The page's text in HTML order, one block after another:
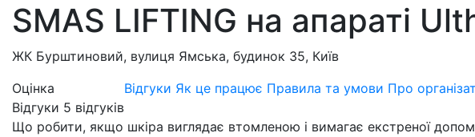
SMAS LIFTING на апараті
ЖК Бурштиновий, вулиця Ямська, будинок 35, Київ
Оцінка
Відгуки 5 відгуків
Відгуки Як це працює Правила та умови Про
Що робити, якщо шкіра виглядає втомленою і вимагає екстреної